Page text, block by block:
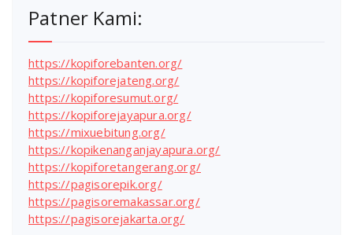
Patner Kami:
https://kopiforebanten.org/
https://kopiforejateng.org/
https://kopiforesumut.org/
https://kopiforejayapura.org/
https://mixuebitung.org/
https://kopikenanganjayapura.org/
https://kopiforetangerang.org/
https://pagisorepik.org/
https://pagisoremakassar.org/
https://pagisorejakarta.org/